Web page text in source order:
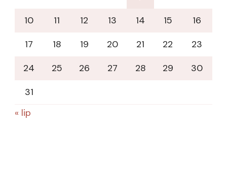
10
11 12 13 14 15
16
17
18 19 20 21 22
23
24
25 26 27 28 29
30
31
« lip